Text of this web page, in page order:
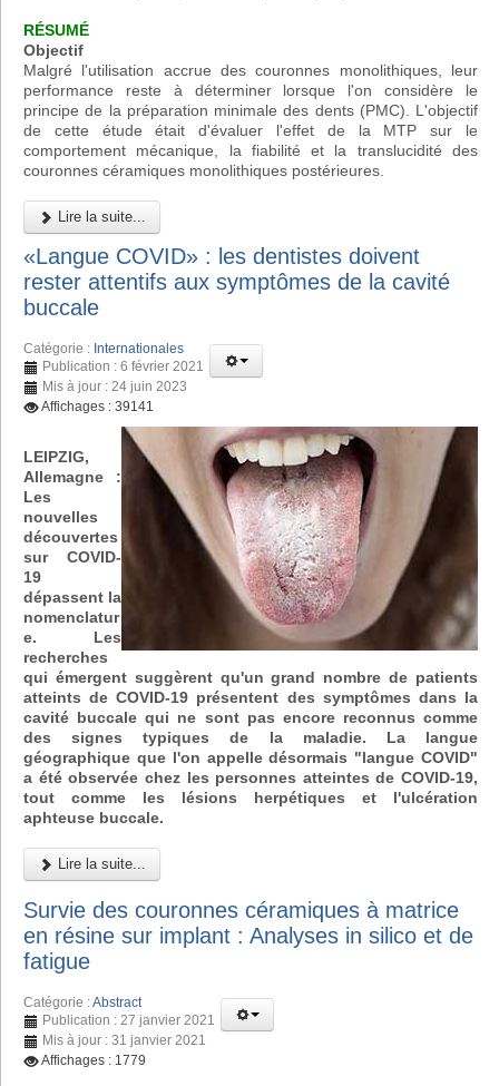
RÉSUMÉ
Objectif
Malgré l'utilisation accrue des couronnes monolithiques, leur
performance reste à déterminer lorsque l'on considère le
principe de la préparation minimale des dents (PMC). L'objectif
de cette étude était d'évaluer l'effet de la MTP sur le
comportement mécanique, la fiabilité et la translucidité des
couronnes céramiques monolithiques postérieures.
Lire la suite...
«Langue COVID» : les dentistes doivent
rester attentifs aux symptômes de la cavité
buccale
Catégorie : Internationales
Publication : 6 février 2021
Mis à jour : 24 juin 2023
Affichages : 39141
LEIPZIG,
Allemagne :
Les
nouvelles
découvertes
sur COVID-
19
dépassent la
nomenclatur
e. Les
recherches
qui émergent suggèrent qu'un grand nombre de patients
atteints de COVID-19 présentent des symptômes dans la
cavité buccale qui ne sont pas encore reconnus comme
des signes typiques de la maladie. La langue
géographique que l'on appelle désormais "langue COVID"
a été observée chez les personnes atteintes de COVID-19,
tout comme les lésions herpétiques et l'ulcération
aphteuse buccale.
Lire la suite...
Survie des couronnes céramiques à matrice
en résine sur implant : Analyses in silico et de
fatigue
Catégorie :Abstract
Publication : 27 janvier 2021
Mis à jour : 31 janvier 2021
Affichages : 1779